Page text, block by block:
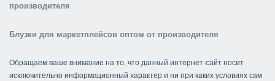
производителя
Блузки для маркетплейсов оптом от производителя
Обращаем ваше внимание на то, что данный интернет-сайт носит
исключительно информационный характер и ни при каких условиях сам